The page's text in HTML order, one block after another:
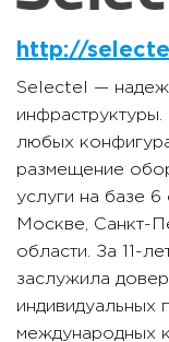
http://
Selectel —
любых
размещение
услуги на базе
Москве, Санкт-
области. За 11-
заслужила
индивидуальных
международных